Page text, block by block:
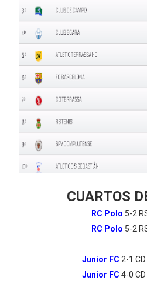
CUARTOS
RC Polo 5-2
RC Polo 5-2
Junior FC 2-1
Junior FC 4-0